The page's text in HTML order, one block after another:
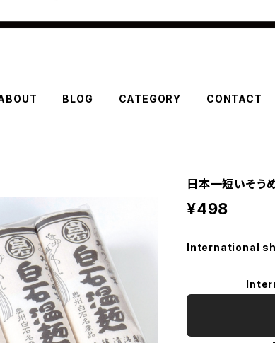
BLOG CATEGORY CONTACT
日本一短いそう
¥498
International